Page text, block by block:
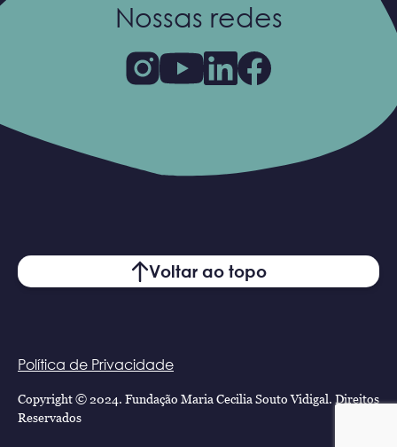
Nossas redes
Voltar ao topo
Política de Privacidade
Copyright © 2024. Fundação Maria Cecilia Souto Vidigal. Direitos
Reservados